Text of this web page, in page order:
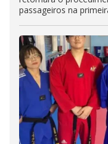
passageiros na